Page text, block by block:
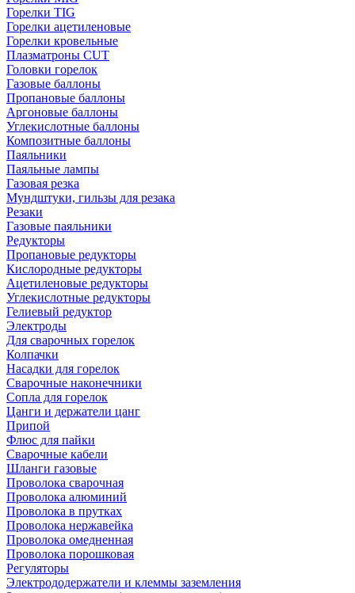
Горелки TIG
Горелки ацетиленовые
Горелки кровельные
Плазматроны CUT
Головки горелок
Газовые баллоны
Пропановые баллоны
Аргоновые баллоны
Углекислотные баллоны
Композитные баллоны
Паяльники
Паяльные лампы
Газовая резка
Мундштуки, гильзы для резака
Резаки
Газовые паяльники
Редукторы
Пропановые редукторы
Кислородные редукторы
Ацетиленовые редукторы
Углекислотные редукторы
Гелиевый редуктор
Электроды
Для сварочных горелок
Колпачки
Насадки для горелок
Сварочные наконечники
Сопла для горелок
Цанги и держатели цанг
Припой
Флюс для пайки
Сварочные кабели
Шланги газовые
Проволока сварочная
Проволока алюминий
Проволока в прутках
Проволока нержавейка
Проволока омедненная
Проволока порошковая
Регуляторы
Электрододержатели и клеммы заземления